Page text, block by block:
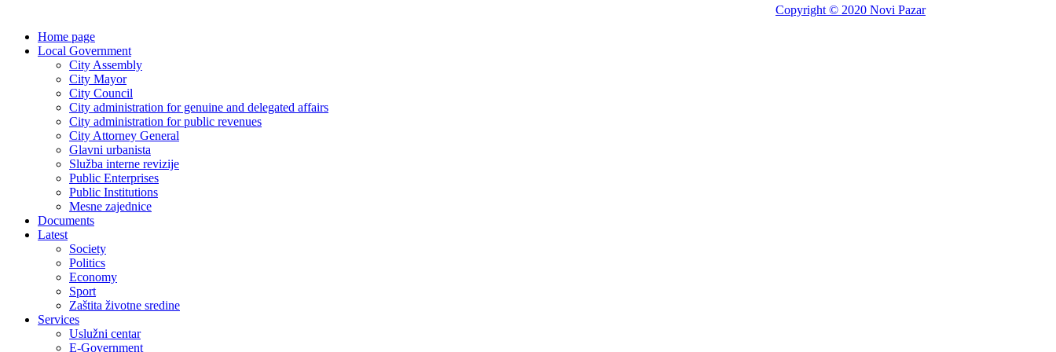
Copyright © 2020 Novi Pazar
Home page
Local Government
City Assembly
City Mayor
City Council
City administration for genuine and delegated affairs
City administration for public revenues
City Attorney General
Glavni urbanista
Služba interne revizije
Public Enterprises
Public Institutions
Mesne zajednice
Documents
Latest
Society
Politics
Economy
Sport
Zaštita životne sredine
Services
Uslužni centar
E-Government